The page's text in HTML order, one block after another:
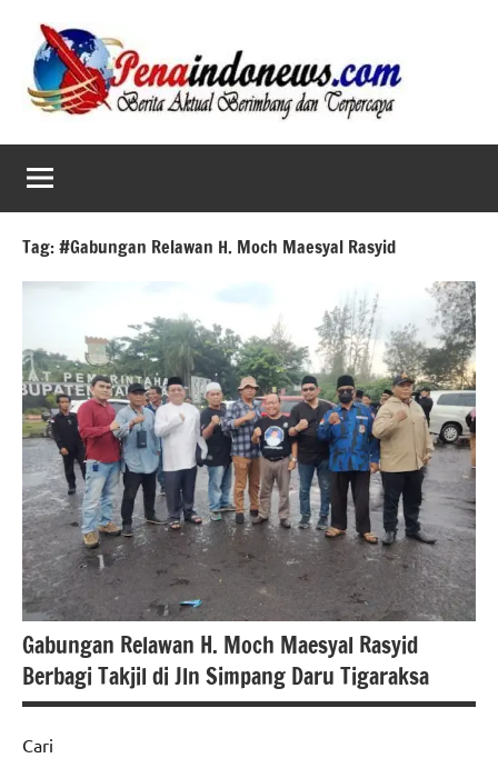
content
Tag:#Gabungan Relawan H. Moch Maesyal Rasyid
Gabungan Relawan H. Moch Maesyal Rasyid
Berbagi Takjil di Jln Simpang Daru Tigaraksa
Cari